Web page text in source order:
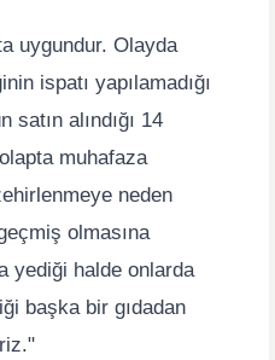
uygundur. Olayda
ispatı yapılamadığı
alındığı 14
muhafaza
neden
olmasına
yediği halde onlarda
başka bir gıdadan